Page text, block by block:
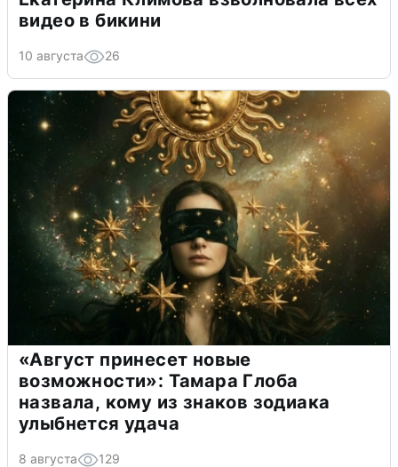
видео в бикини
10 августа 26
«Август принесет новые
возможности»: Тамара Глоба
назвала, кому из знаков зодиака
улыбнется удача
8 августа 129